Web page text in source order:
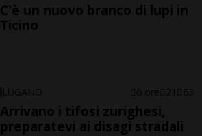
C'è un nuovo branco di lupi in
Ticino
LUGANO 6 ore 21 63
Arrivano i tifosi zurighesi,
preparatevi ai disagi stradali